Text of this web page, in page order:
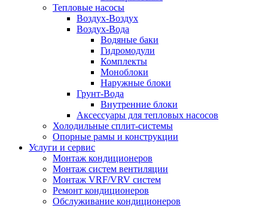
Тепловые насосы
Воздух-Воздух
Воздух-Вода
Водяные баки
Гидромодули
Комплекты
Моноблоки
Наружные блоки
Грунт-Вода
Внутренние блоки
Аксессуары для тепловых насосов
Холодильные сплит-системы
Опорные рамы и конструкции
Услуги и сервис
Монтаж кондиционеров
Монтаж систем вентиляции
Монтаж VRF/VRV систем
Ремонт кондиционеров
Обслуживание кондиционеров